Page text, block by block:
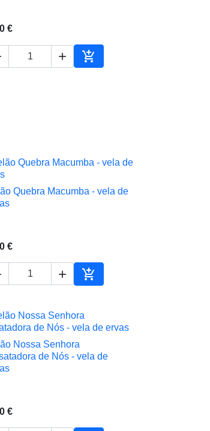
€
 
Adicionar ao carrinho
 Vista rápida
Quebra Macumba - vela de
€
 
Adicionar ao carrinho
 Vista rápida
Nossa Senhora
de Nós - vela de
€